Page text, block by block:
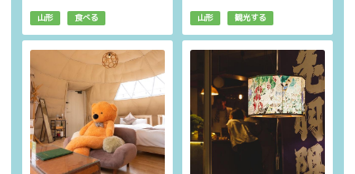
山形 食べる 山形 観光する